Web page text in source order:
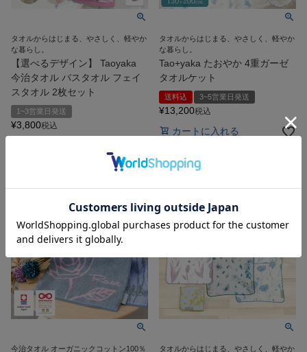
タオルからはじまる、やさしく、軽やか
な暮らし。
【選べるデザイン】 Taoyaka
今治タオル バスタオル フェイ
スタオル 2枚セット
1~3営業日発送
¥3,800税込
タオルからはじまる、やさしく、軽やか
な暮らし。
Tao+yaka たおやか 4重ガーゼ
タオルケット
送料込 3~5営業日発送
¥13,200税込
カートに入れる
今治タオル オーガニックコットン100％ タオルからはじまる、やさしく、軽やか